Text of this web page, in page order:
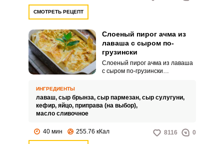
СМОТРЕТЬ РЕЦЕПТ
Слоеный пирог ачма из
лаваша с сыром по-
грузински
Слоеный пирог ачма из лаваша
с сыром по-грузински
приготовлении пирог можно
подавать на завтрак или
ИНГРЕДИЕНТЫ
лаваш, сыр брынза, сыр пармезан, сыр сулугуни,
кефир, яйцо, приправа (на выбор),
масло сливочное
40 мин 255.76 кКал 8116 0